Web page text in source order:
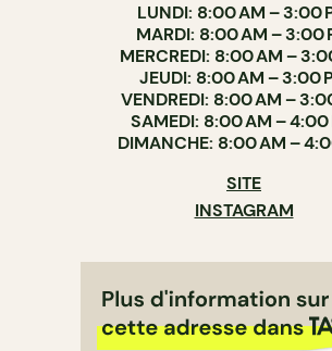
LUNDI: 8:00 AM – 3:00
MARDI: 8:00 AM – 3:00
MERCREDI: 8:00 AM –
JEUDI: 8:00 AM – 3:00
VENDREDI: 8:00 AM –
SAMEDI: 8:00 AM – 4:00
DIMANCHE: 8:00 AM –
SITE
INSTAGRAM